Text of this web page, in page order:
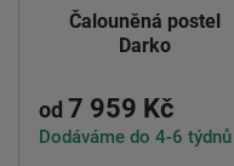
Čalouněná postel
Darko
od 7 959 Kč
Dodáváme do 4-6 týdnů